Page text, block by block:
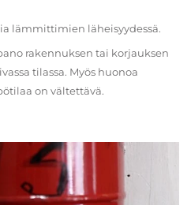
lämmittimien läheisyydessä.
rakennuksen tai korjauksen
tilassa. Myös huonoa
on vältettävä.